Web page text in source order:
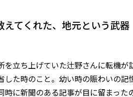
えてくれた、地元という武器
を立ち上げていた辻野さんに転機
した時のこと。幼い時の賑わいの記
に新聞のある記事が目に留まった